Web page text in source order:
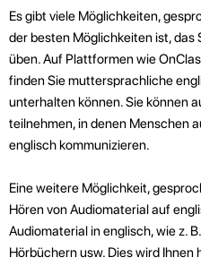
Es gibt viele Möglichkeiten,
der besten Möglichkeiten ist,
üben. Auf Plattformen wie
finden Sie muttersprachliche
unterhalten können. Sie können
teilnehmen, in denen Menschen
englisch kommunizieren.
Eine weitere Möglichkeit,
Hören von Audiomaterial auf
Audiomaterial in englisch, wie z.
Hörbüchern usw. Dies wird Ihnen